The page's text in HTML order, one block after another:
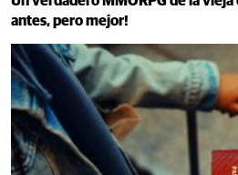
antes, pero mejor!